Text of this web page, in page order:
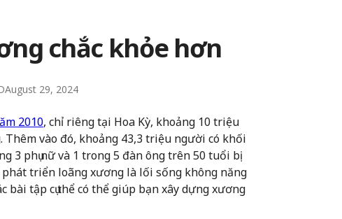
chắc khỏe hơn
August 29, 2024
2010, chỉ riêng tại Hoa Kỳ, khoảng 10 triệu
vào đó, khoảng 43,3 triệu người có khối
3 phụ nữ và 1 trong 5 đàn ông trên 50 tuổi bị
triển loãng xương là lối sống không năng
bài tập cụ thể có thể giúp bạn xây dựng xương